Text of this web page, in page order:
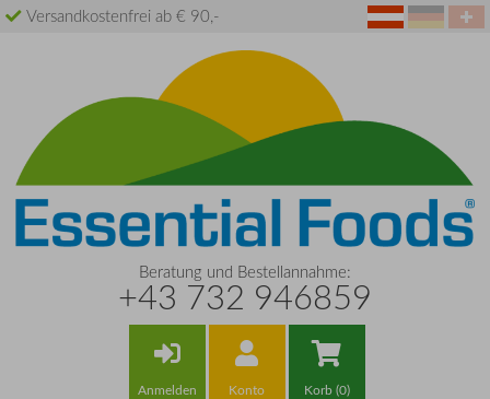
Versandkostenfrei ab € 90,-
Beratung und Bestellannahme:
+43 732 946859
Anmelden Konto Korb (0)